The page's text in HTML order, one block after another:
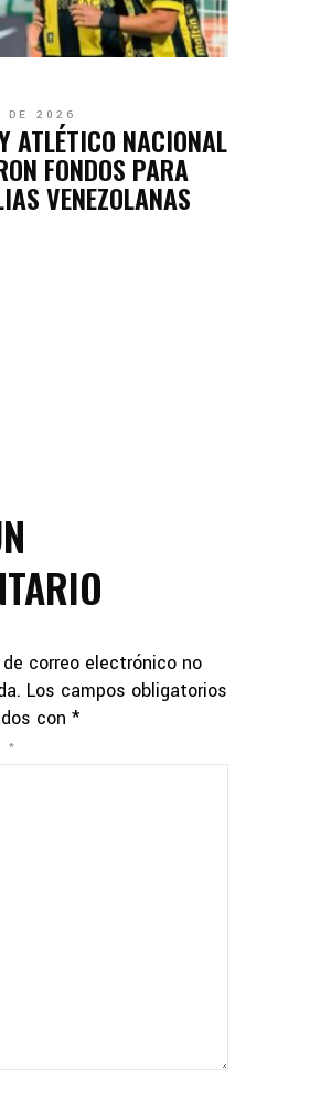
DE 2026
ATLÉTICO NACIONAL
FONDOS PARA
VENEZOLANAS
correo electrónico no
Los campos obligatorios
con *
*